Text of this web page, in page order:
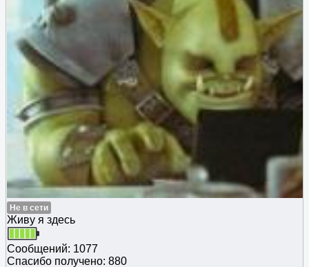
Не в сети
Живу я здесь
Сообщений: 1077
Спасибо получено: 880